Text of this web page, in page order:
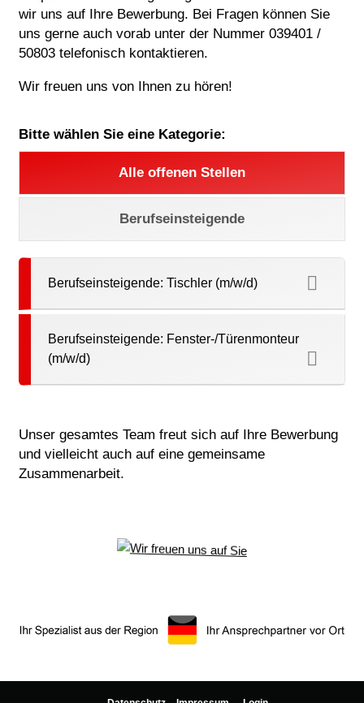
wir uns auf Ihre Bewerbung. Bei Fragen können Sie
uns gerne auch vorab unter der Nummer 039401 /
50803 telefonisch kontaktieren.
Wir freuen uns von Ihnen zu hören!
Bitte wählen Sie eine Kategorie:
Alle offenen Stellen
Berufseinsteigende
Berufseinsteigende: Tischler (m/w/d)
Berufseinsteigende: Fenster-/Türenmonteur
(m/w/d)
Unser gesamtes Team freut sich auf Ihre Bewerbung
und vielleicht auch auf eine gemeinsame
Zusammenarbeit.